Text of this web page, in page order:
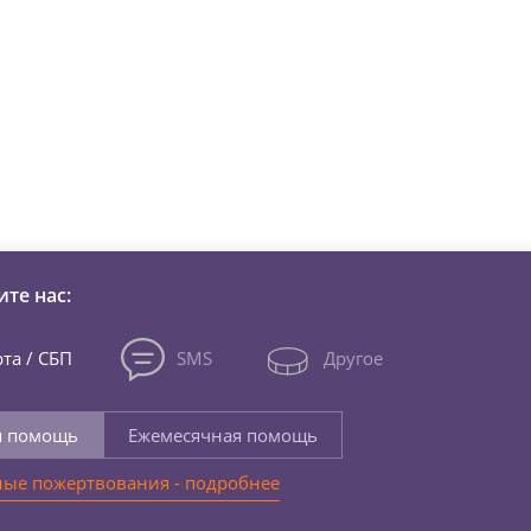
нас:
/ СБП SMS Другое
помощь
Ежемесячная помощь
пожертвования - подробнее